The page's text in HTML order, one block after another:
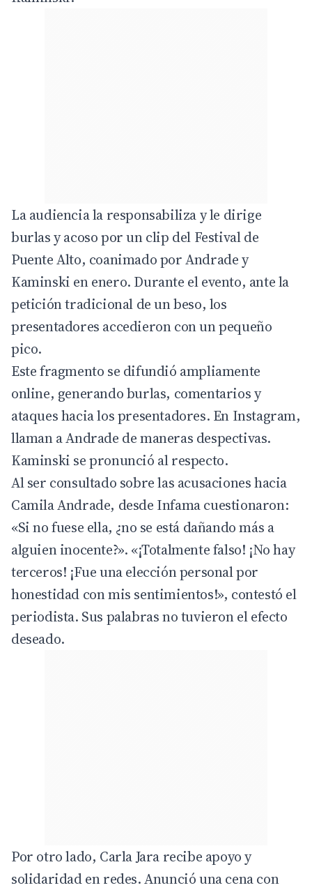
La audiencia la responsabiliza y le dirige
burlas y acoso por un clip del Festival de
Puente Alto, coanimado por Andrade y
Kaminski en enero. Durante el evento, ante la
petición tradicional de un beso, los
presentadores accedieron con un pequeño
pico.
Este fragmento se difundió ampliamente
online, generando burlas, comentarios y
ataques hacia los presentadores. En Instagram,
llaman a Andrade de maneras despectivas.
Kaminski se pronunció al respecto.
Al ser consultado sobre las acusaciones hacia
Camila Andrade, desde Infama cuestionaron:
«Si no fuese ella, ¿no se está dañando más a
alguien inocente?». «¡Totalmente falso! ¡No hay
terceros! ¡Fue una elección personal por
honestidad con mis sentimientos!», contestó el
periodista. Sus palabras no tuvieron el efecto
deseado.
Por otro lado, Carla Jara recibe apoyo y
solidaridad en redes. Anunció una cena con